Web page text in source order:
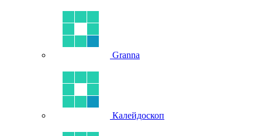
Granna
Калейдоскоп